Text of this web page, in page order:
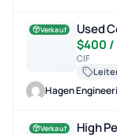
Used Computer
Verkauf
Used
$400 /
CIF
Hagen
HighVerkauf
High